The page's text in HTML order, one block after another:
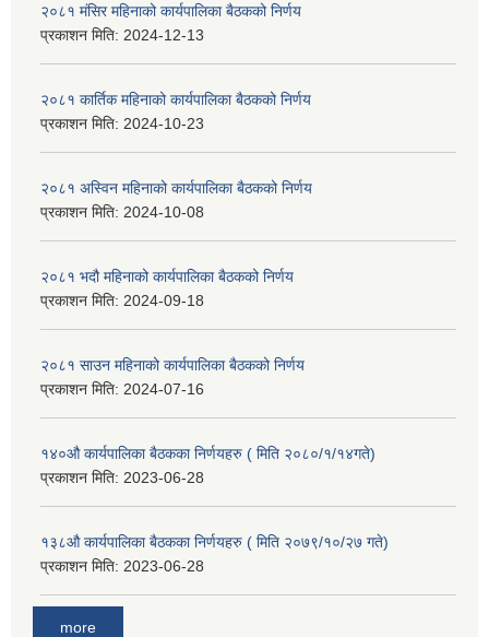
२०८१ मंसिर महिनाको कार्यपालिका बैठकको निर्णय
प्रकाशन मिति: 2024-12-13
२०८१ कार्तिक महिनाको कार्यपालिका बैठकको निर्णय
प्रकाशन मिति: 2024-10-23
२०८१ अस्विन महिनाको कार्यपालिका बैठकको निर्णय
प्रकाशन मिति: 2024-10-08
२०८१ भदौ महिनाको कार्यपालिका बैठकको निर्णय
प्रकाशन मिति: 2024-09-18
२०८१ साउन महिनाको कार्यपालिका बैठकको निर्णय
प्रकाशन मिति: 2024-07-16
१४०औ कार्यपालिका बैठकका निर्णयहरु ( मिति २०८०/१/१४गते)
प्रकाशन मिति: 2023-06-28
१३८औ कार्यपालिका बैठकका निर्णयहरु ( मिति २०७९/१०/२७ गते)
प्रकाशन मिति: 2023-06-28
more